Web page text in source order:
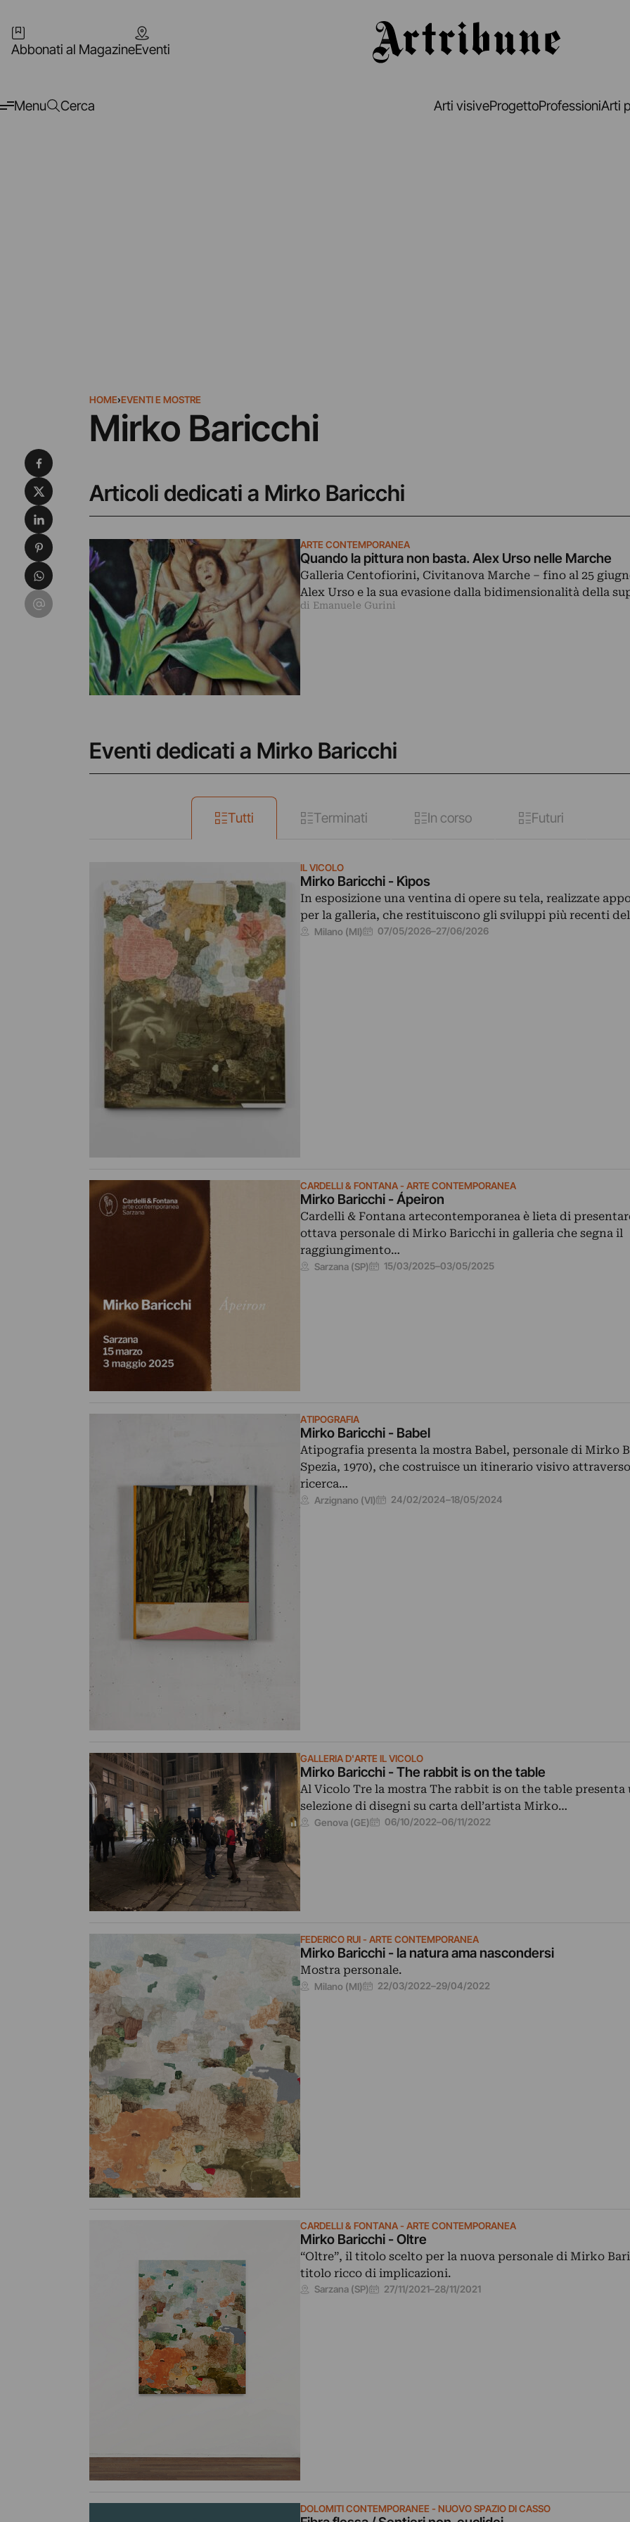
Abbonati al MagazineEventi
Menu Cerca Arti visiveProgettoProfessioniArti
HOME›EVENTI E MOSTRE
Mirko Baricchi
Articoli dedicati a Mirko Baricchi
ARTE CONTEMPORANEA
Quando la pittura non basta. Alex Urso nelle Marche
Galleria Centofiorini, Civitanova Marche – fino al 25
Alex Urso e la sua evasione dalla bidimensionalità della
di Emanuele Gurini
Eventi dedicati a Mirko Baricchi
Tutti Terminati In corso Futuri
IL VICOLO
Mirko Baricchi - Kìpos
In esposizione una ventina di opere su tela, realizzate
per la galleria, che restituiscono gli sviluppi più recenti
Milano (MI) 07/05/2026–27/06/2026
CARDELLI & FONTANA - ARTE CONTEMPORANEA
Mirko Baricchi - Ápeiron
Cardelli & Fontana artecontemporanea è lieta di
ottava personale di Mirko Baricchi in galleria che segna il
raggiungimento…
Sarzana (SP) 15/03/2025–03/05/2025
ATIPOGRAFIA
Mirko Baricchi - Babel
Atipografia presenta la mostra Babel, personale di Mirko
Spezia, 1970), che costruisce un itinerario visivo
ricerca…
Arzignano (VI) 24/02/2024–18/05/2024
GALLERIA D'ARTE IL VICOLO
Mirko Baricchi - The rabbit is on the table
Al Vicolo Tre la mostra The rabbit is on the table presenta
selezione di disegni su carta dell’artista Mirko…
Genova (GE) 06/10/2022–06/11/2022
FEDERICO RUI - ARTE CONTEMPORANEA
Mirko Baricchi - la natura ama nascondersi
Mostra personale.
Milano (MI) 22/03/2022–29/04/2022
CARDELLI & FONTANA - ARTE CONTEMPORANEA
Mirko Baricchi - Oltre
“Oltre”, il titolo scelto per la nuova personale di Mirko
titolo ricco di implicazioni.
Sarzana (SP) 27/11/2021–28/11/2021
DOLOMITI CONTEMPORANEE - NUOVO SPAZIO DI CASSO
Condividi su Facebook
Condividi su X
Condividi su LinkedIn
Condividi su Pinterest
Condividi su WhatsApp
Condividi su Email